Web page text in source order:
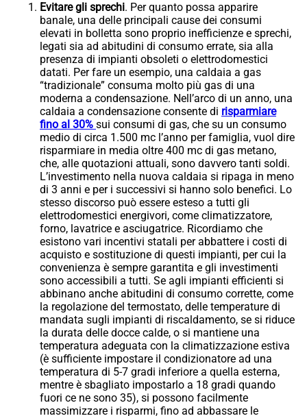
Evitare gli sprechi. Per quanto possa apparire
banale, una delle principali cause dei consumi
elevati in bolletta sono proprio inefficienze e sprechi,
legati sia ad abitudini di consumo errate, sia alla
presenza di impianti obsoleti o elettrodomestici
datati. Per fare un esempio, una caldaia a gas
“tradizionale” consuma molto più gas di una
moderna a condensazione. Nell’arco di un anno, una
caldaia a condensazione consente di risparmiare
fino al 30% sui consumi di gas, che su un consumo
medio di circa 1.500 mc l’anno per famiglia, vuol dire
risparmiare in media oltre 400 mc di gas metano,
che, alle quotazioni attuali, sono davvero tanti soldi.
L’investimento nella nuova caldaia si ripaga in meno
di 3 anni e per i successivi si hanno solo benefici. Lo
stesso discorso può essere esteso a tutti gli
elettrodomestici energivori, come climatizzatore,
forno, lavatrice e asciugatrice. Ricordiamo che
esistono vari incentivi statali per abbattere i costi di
acquisto e sostituzione di questi impianti, per cui la
convenienza è sempre garantita e gli investimenti
sono accessibili a tutti. Se agli impianti efficienti si
abbinano anche abitudini di consumo corrette, come
la regolazione del termostato, delle temperature di
mandata sugli impianti di riscaldamento, se si riduce
la durata delle docce calde, o si mantiene una
temperatura adeguata con la climatizzazione estiva
(è sufficiente impostare il condizionatore ad una
temperatura di 5-7 gradi inferiore a quella esterna,
mentre è sbagliato impostarlo a 18 gradi quando
fuori ce ne sono 35), si possono facilmente
massimizzare i risparmi, fino ad abbassare le